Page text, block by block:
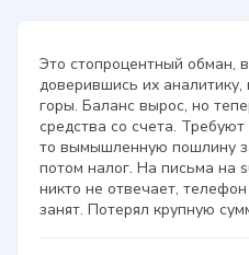
Это стопроцентный обман,
доверившись их
горы. Баланс вырос, но
средства со счета.
то вымышленную пошлину
потом налог. На письма на
никто не отвечает,
занят. Потерял крупную